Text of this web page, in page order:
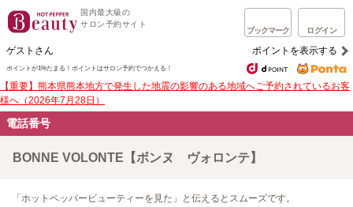
国内最大級の
サロン予約サイト
ブックマーク ログイン
ゲストさん ポイントを表示する
ポイントが1%たまる！ ポイントはサロン予約でつかえる！
【重要】熊本県熊本地方で発生した地震の影響のある地域へご予約されているお客
様へ（2026年7月28日）
電話番号
BONNE VOLONTE【ボンヌ ヴォロンテ】
「ホットペッパービューティーを見た」と伝えるとスムーズです。